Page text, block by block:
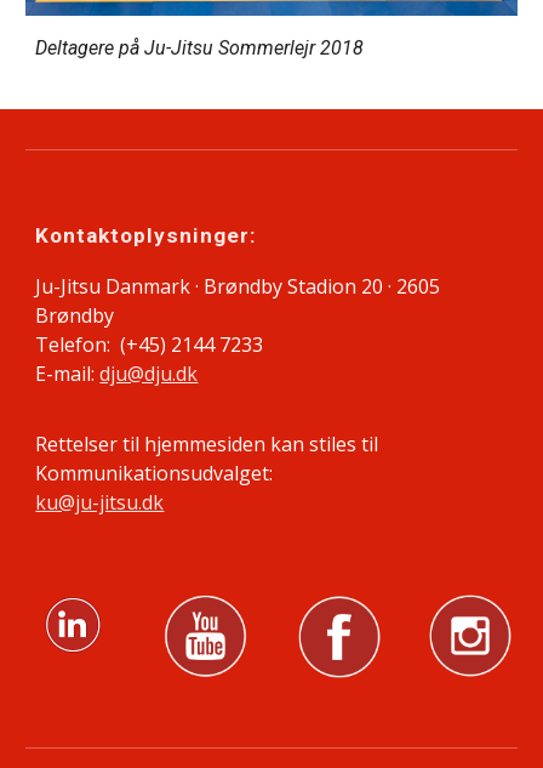
Deltagere på Ju-Jitsu Sommerlejr 2018
Kontaktoplysninger:
Ju-Jitsu Danmark · Brøndby Stadion 20 · 2605
Brøndby
Telefon: (+45) 2144 7233
E-mail:dju@dju.dk
Rettelser til hjemmesiden kan stiles til
Kommunikationsudvalget:
ku@ju-jitsu.dk